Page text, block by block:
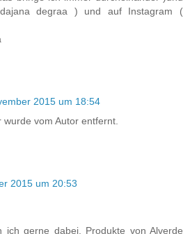
degraa ) und auf Instagram (
2015 um 18:54
wurde vom Autor entfernt.
2015 um 20:53
ich gerne dabei. Produkte von Alverde